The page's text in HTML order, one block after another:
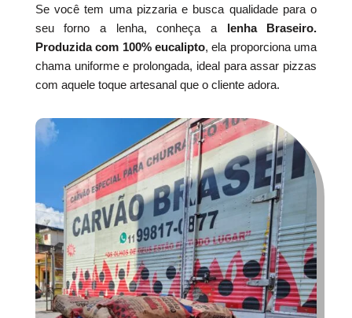
Se você tem uma pizzaria e busca qualidade para o
seu forno a lenha, conheça a lenha Braseiro.
Produzida com 100% eucalipto, ela proporciona uma
chama uniforme e prolongada, ideal para assar pizzas
com aquele toque artesanal que o cliente adora.